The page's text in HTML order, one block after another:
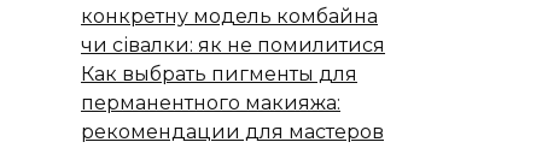
конкретну модель комбайна
чи сівалки: як не помилитися
Как выбрать пигменты для
перманентного макияжа:
рекомендации для мастеров